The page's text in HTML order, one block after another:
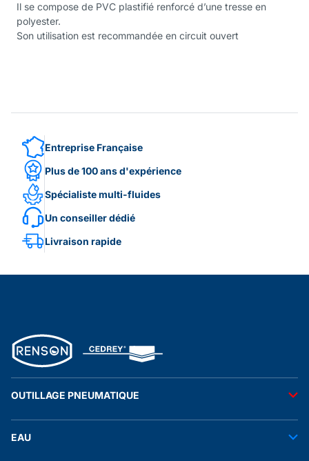
Il se compose de PVC plastifié renforcé d’une tresse en
polyester.
Son utilisation est recommandée en circuit ouvert
Entreprise Française
Plus de 100 ans d'expérience
Spécialiste multi-fluides
Un conseiller dédié
Livraison rapide
OUTILLAGE PNEUMATIQUE
Accessoires pneumatiques
EAU